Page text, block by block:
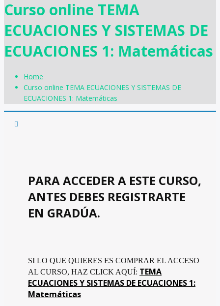
Curso online TEMA
ECUACIONES Y SISTEMAS DE
ECUACIONES 1: Matemáticas
Home
Curso online TEMA ECUACIONES Y SISTEMAS DE
ECUACIONES 1: Matemáticas
PARA ACCEDER A ESTE CURSO,
ANTES DEBES REGISTRARTE
EN GRADÚA.
SI LO QUE QUIERES ES COMPRAR EL ACCESO
AL CURSO, HAZ CLICK AQUÍ: TEMA
ECUACIONES Y SISTEMAS DE ECUACIONES 1:
Matemáticas